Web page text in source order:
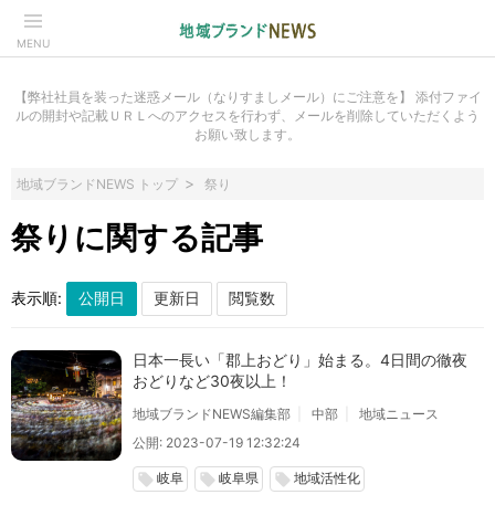
MENU
【弊社社員を装った迷惑メール（なりすましメール）にご注意を】 添付ファイ
ルの開封や記載ＵＲＬへのアクセスを行わず、メールを削除していただくよう
お願い致します。
地域ブランドNEWS トップ 祭り
祭りに関する記事
表示順:
日本一長い「郡上おどり」始まる。4日間の徹夜
おどりなど30夜以上！
地域ブランドNEWS編集部 中部
地域ニュース
公開: 2023-07-19 12:32:24
local_offer 岐阜 local_offer 岐阜県 local_offer 地域活性化